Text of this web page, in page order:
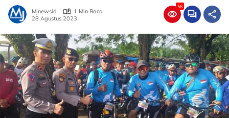
Mjnewsid
1 Min Baca
28 Agustus 2023
56